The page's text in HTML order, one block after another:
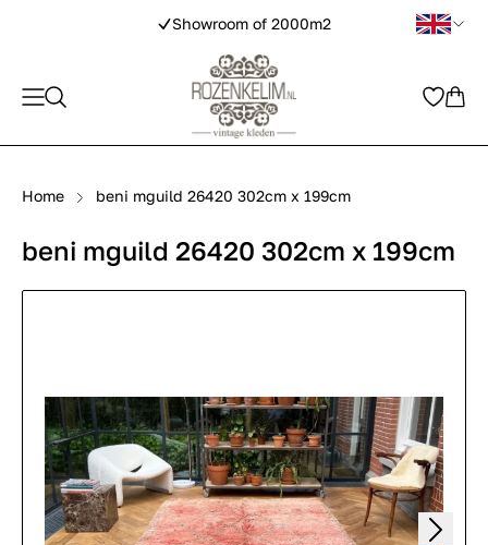
Showroom of 2000m2
Home beni mguild 26420 302cm x 199cm
beni mguild 26420 302cm x 199cm